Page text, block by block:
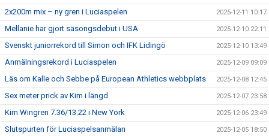
2x200m mix – ny gren i Luciaspelen 2025-12-11 10:17
Mellanie har gjort säsongsdebut i USA 2025-12-10 22:11
Svenskt juniorrekord till Simon och IFK Lidingö 2025-12-10 13:49
Anmälningsrekord i Luciaspelen 2025-12-09 09:09
Läs om Kalle och Sebbe på European Athletics webbplats 2025-12-08 12:45
Sex meter prick av Kim i längd 2025-12-07 23:58
Kim Wingren 7.36/13.22 i New York 2025-12-06 23:49
Slutspurten för Luciaspelsanmälan 2025-12-05 18:50